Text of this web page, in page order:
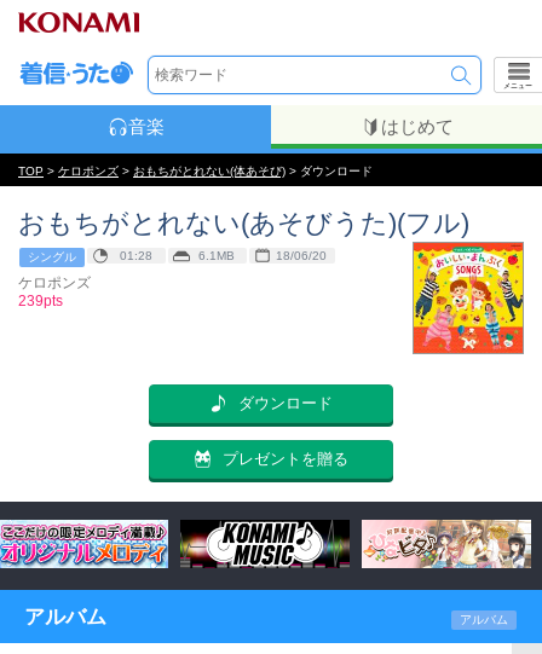
メニュー
音楽 はじめて
TOP > ケロポンズ > おもちがとれない(体あそび) > ダウンロード
おもちがとれない(あそびうた)(フル)
シングル 01:28 6.1MB 18/06/20
ケロポンズ
239pts
ダウンロード
プレゼントを贈る
アルバム アルバム